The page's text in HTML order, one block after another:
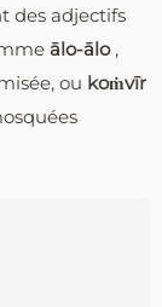
des adjectifs
ālo-ālo ,
ou koṁvīr